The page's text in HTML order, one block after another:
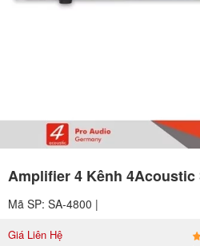
Amplifier 4 Kênh 4Acoustic
Mã SP: SA-4800 |
Giá Liên Hệ